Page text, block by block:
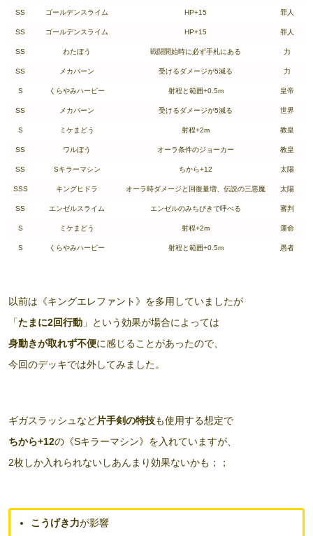
SS ゴールデンスライム HP+15 罪人
SS ゴールデンスライム HP+15 罪人
SS わたぼう 戦闘開始時に必ず手札にある 力
SS メカバーン 受けるダメージが5減る 力
S くらやみハーピー 射程と範囲+0.5m 皇帝
SS メカバーン 受けるダメージが5減る 世界
S ミケまどう 射程+2m 教皇
SS ワルぼう オーラ条件のジョーカー 教皇
SS Sキラーマシン ちから+12 太陽
SSS キングヒドラ オーラ時ダメージと回復量増、伝説の三悪魔 太陽
SS エンゼルスライム エンゼルのみちびきで呼べる 審判
S ミケまどう 射程+2m 運命
S くらやみハーピー 射程と範囲+0.5m 愚者
以前は《キングエレファント》を多用していましたが
「たまに2回行動 」という効果が場合によっては
身動きが取れず不便に感じることがあったので、
今回のデッキでは外してみました。
ギガスラッシュなど片手剣の特技も使用する想定で
ちから+12の《Sキラーマシン》を入れていますが、
2枚しか入れられないしあんまり効果ないかも；；
こうげき力が影響